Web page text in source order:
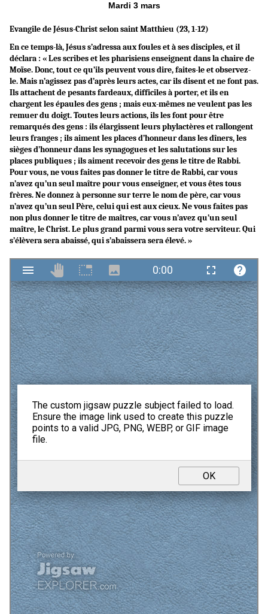
Mardi 3 mars
Evangile de Jésus-Christ selon saint Matthieu (23, 1-12)
En ce temps-là, Jésus s’adressa aux foules et à ses disciples, et il
déclara : « Les scribes et les pharisiens enseignent dans la chaire de
Moïse. Donc, tout ce qu’ils peuvent vous dire, faites-le et observez-
le. Mais n’agissez pas d’après leurs actes, car ils disent et ne font pas.
Ils attachent de pesants fardeaux, difficiles à porter, et ils en
chargent les épaules des gens ; mais eux-mêmes ne veulent pas les
remuer du doigt. Toutes leurs actions, ils les font pour être
remarqués des gens : ils élargissent leurs phylactères et rallongent
leurs franges ; ils aiment les places d’honneur dans les dîners, les
sièges d’honneur dans les synagogues et les salutations sur les
places publiques ; ils aiment recevoir des gens le titre de Rabbi.
Pour vous, ne vous faites pas donner le titre de Rabbi, car vous
n’avez qu’un seul maître pour vous enseigner, et vous êtes tous
frères. Ne donnez à personne sur terre le nom de père, car vous
n’avez qu’un seul Père, celui qui est aux cieux. Ne vous faites pas
non plus donner le titre de maîtres, car vous n’avez qu’un seul
maître, le Christ. Le plus grand parmi vous sera votre serviteur. Qui
s’élèvera sera abaissé, qui s’abaissera sera élevé. »